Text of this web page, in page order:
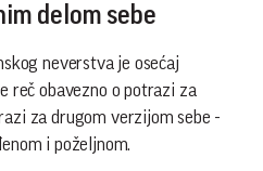
delom sebe
neverstva je osećaj
reč obavezno o potrazi za
za drugom verzijom sebe -
i poželjnom.